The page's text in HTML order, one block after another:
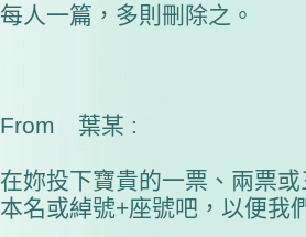
每人一篇，多則刪除之。
From 葉某 :
在妳投下寶貴的一票、兩票
本名或綽號+座號吧，以便我